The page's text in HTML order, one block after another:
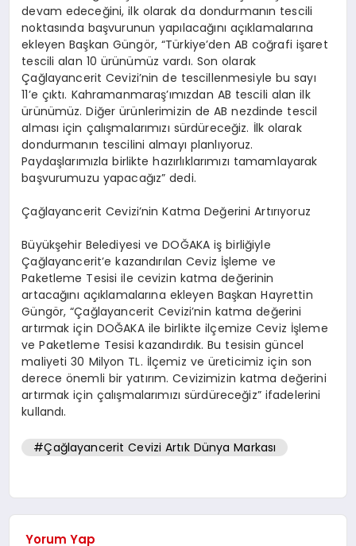
devam edeceğini, ilk olarak da dondurmanın tescili
noktasında başvurunun yapılacağını açıklamalarına
ekleyen Başkan Güngör, “Türkiye’den AB coğrafi işaret
tescili alan 10 ürünümüz vardı. Son olarak
Çağlayancerit Cevizi’nin de tescillenmesiyle bu sayı
11’e çıktı. Kahramanmaraş’ımızdan AB tescili alan ilk
ürünümüz. Diğer ürünlerimizin de AB nezdinde tescil
alması için çalışmalarımızı sürdüreceğiz. İlk olarak
dondurmanın tescilini almayı planlıyoruz.
Paydaşlarımızla birlikte hazırlıklarımızı tamamlayarak
başvurumuzu yapacağız” dedi.
Çağlayancerit Cevizi’nin Katma Değerini Artırıyoruz
Büyükşehir Belediyesi ve DOĞAKA iş birliğiyle
Çağlayancerit’e kazandırılan Ceviz İşleme ve
Paketleme Tesisi ile cevizin katma değerinin
artacağını açıklamalarına ekleyen Başkan Hayrettin
Güngör, “Çağlayancerit Cevizi’nin katma değerini
artırmak için DOĞAKA ile birlikte ilçemize Ceviz İşleme
ve Paketleme Tesisi kazandırdık. Bu tesisin güncel
maliyeti 30 Milyon TL. İlçemiz ve üreticimiz için son
derece önemli bir yatırım. Cevizimizin katma değerini
artırmak için çalışmalarımızı sürdüreceğiz” ifadelerini
kullandı.
#Çağlayancerit Cevizi Artık Dünya Markası
Yorum Yap